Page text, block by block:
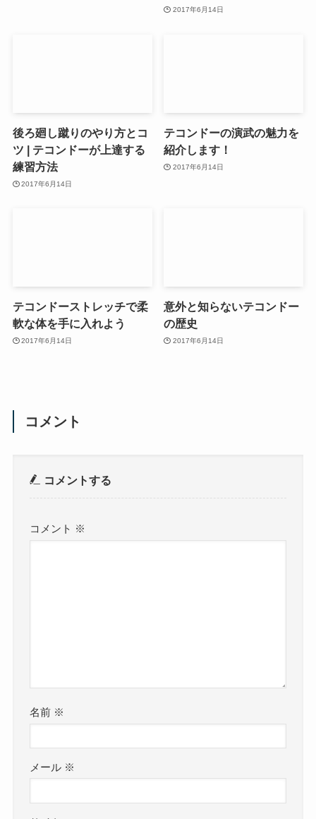
2017年6月14日
後ろ廻し蹴りのやり方とコ
ツ | テコンドーが上達する
練習方法
2017年6月14日
テコンドーの演武の魅力を
紹介します！
2017年6月14日
テコンドーストレッチで柔
軟な体を手に入れよう
2017年6月14日
意外と知らないテコンドー
の歴史
2017年6月14日
コメント
コメントする
コメント ※
名前 ※
メール ※